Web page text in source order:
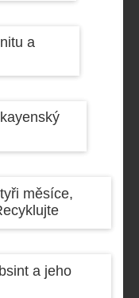
a
měsíce,
a jeho